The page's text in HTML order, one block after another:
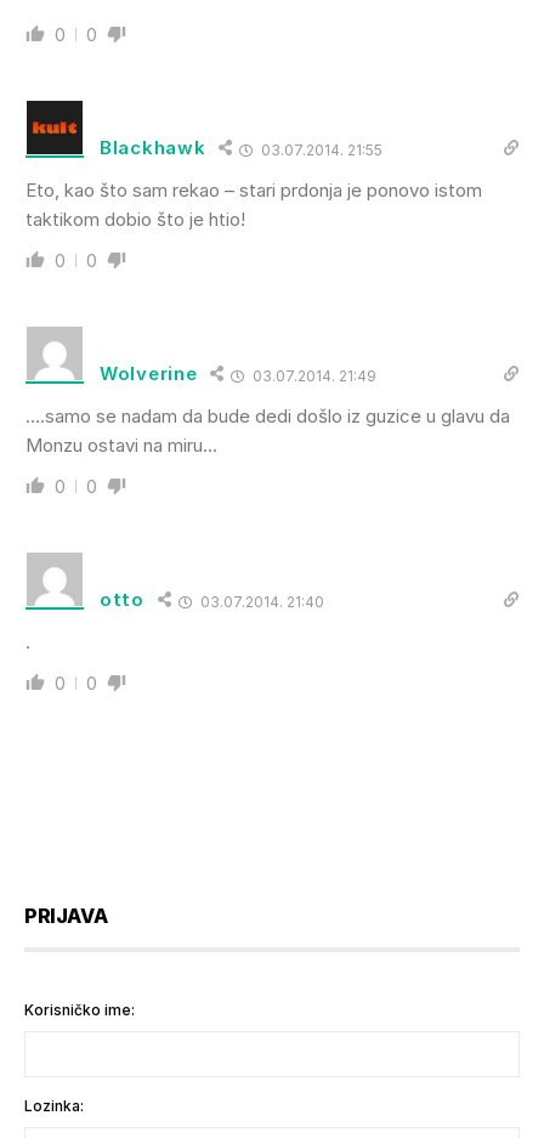
0 0
Blackhawk 03.07.2014. 21:55
Eto, kao što sam rekao – stari prdonja je ponovo istom
taktikom dobio što je htio!
0 0
Wolverine 03.07.2014. 21:49
….samo se nadam da bude dedi došlo iz guzice u glavu da
Monzu ostavi na miru…
0 0
otto 03.07.2014. 21:40
.
0 0
PRIJAVA
Korisničko ime:
Lozinka: